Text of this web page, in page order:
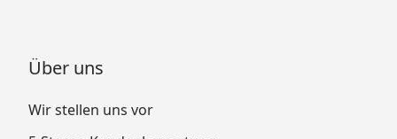
Über uns
Wir stellen uns vor